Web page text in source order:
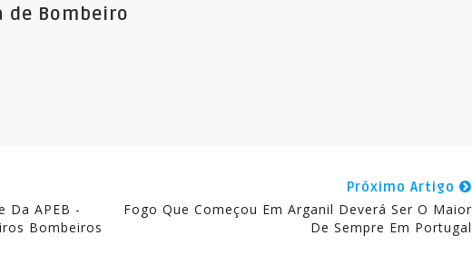
de Bombeiro
Da APEB -
Bombeiros
Próximo Artigo
Fogo Que Começou Em Arganil Deverá Ser O Maior
De Sempre Em Portugal